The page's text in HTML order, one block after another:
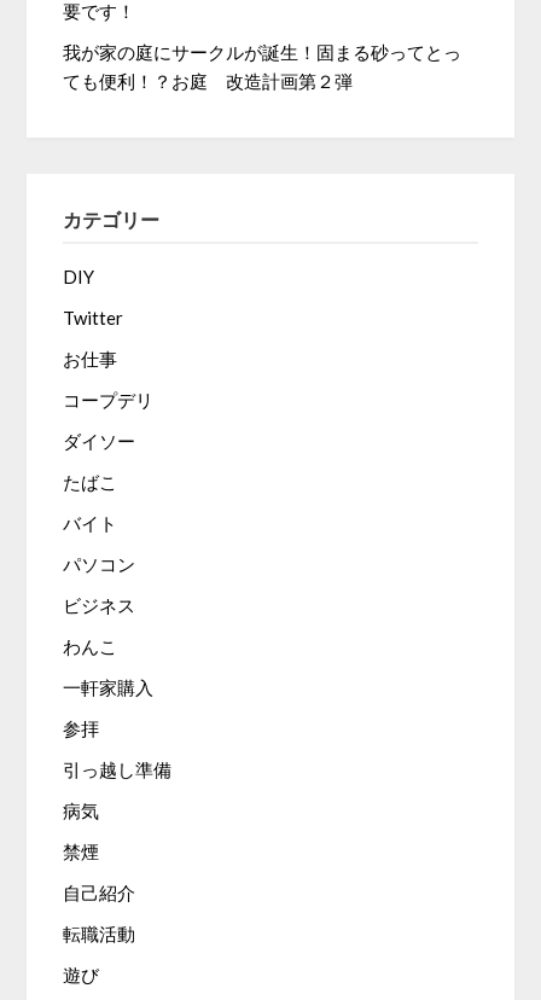
要です！
我が家の庭にサークルが誕生！固まる砂ってとっ
ても便利！？お庭 改造計画第２弾
カテゴリー
DIY
Twitter
お仕事
コープデリ
ダイソー
たばこ
バイト
パソコン
ビジネス
わんこ
一軒家購入
参拝
引っ越し準備
病気
禁煙
自己紹介
転職活動
遊び